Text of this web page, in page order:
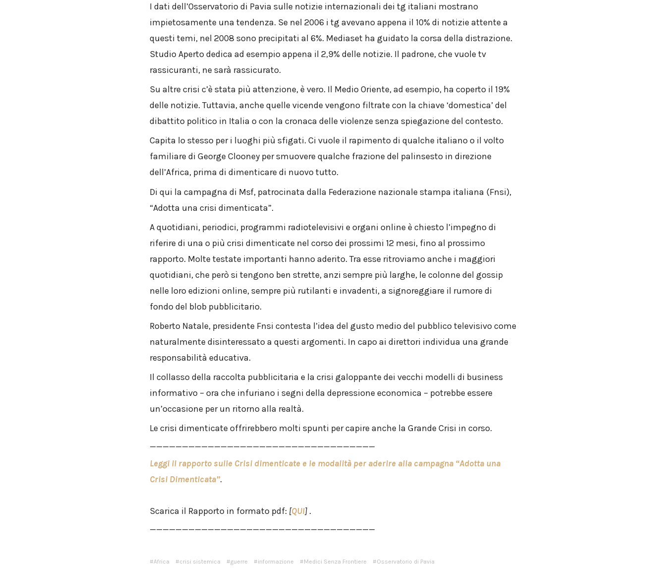
I dati dell’Osservatorio di Pavia sulle notizie internazionali dei tg italiani mostrano
impietosamente una tendenza. Se nel 2006 i tg avevano appena il 10% di notizie attente a
questi temi, nel 2008 sono precipitati al 6%. Mediaset ha guidato la corsa della distrazione.
Studio Aperto dedica ad esempio appena il 2,9% delle notizie. Il padrone, che vuole tv
rassicuranti, ne sarà rassicurato.
Su altre crisi c’è stata più attenzione, è vero. Il Medio Oriente, ad esempio, ha coperto il 19%
delle notizie. Tuttavia, anche quelle vicende vengono filtrate con la chiave ‘domestica’ del
dibattito politico in Italia o con la cronaca delle violenze senza spiegazione del contesto.
Capita lo stesso per i luoghi più sfigati. Ci vuole il rapimento di qualche italiano o il volto
familiare di George Clooney per smuovere qualche frazione del palinsesto in direzione
dell’Africa, prima di dimenticare di nuovo tutto.
Di qui la campagna di Msf, patrocinata dalla Federazione nazionale stampa italiana (Fnsi),
“Adotta una crisi dimenticata”.
A quotidiani, periodici, programmi radiotelevisivi e organi online è chiesto l’impegno di
riferire di una o più crisi dimenticate nel corso dei prossimi 12 mesi, fino al prossimo
rapporto. Molte testate importanti hanno aderito. Tra esse ritroviamo anche i maggiori
quotidiani, che però si tengono ben strette, anzi sempre più larghe, le colonne del gossip
nelle loro edizioni online, sempre più rutilanti e invadenti, a signoreggiare il rumore di
fondo del blob pubblicitario.
Roberto Natale, presidente Fnsi contesta l’idea del gusto medio del pubblico televisivo come
naturalmente disinteressato a questi argomenti. In capo ai direttori individua una grande
responsabilità educativa.
Il collasso della raccolta pubblicitaria e la crisi galoppante dei vecchi modelli di business
informativo – ora che infuriano i segni della depressione economica – potrebbe essere
un’occasione per un ritorno alla realtà.
Le crisi dimenticate offrirebbero molti spunti per capire anche la Grande Crisi in corso.
___________________________________
Leggi il rapporto sulle Crisi dimenticate e le modalità per aderire alla campagna “Adotta una
Crisi Dimenticata”.
Scarica il Rapporto in formato pdf: [QUI] .
___________________________________
Africa crisi sistemica guerre informazione Medici Senza Frontiere Osservatorio di Pavia